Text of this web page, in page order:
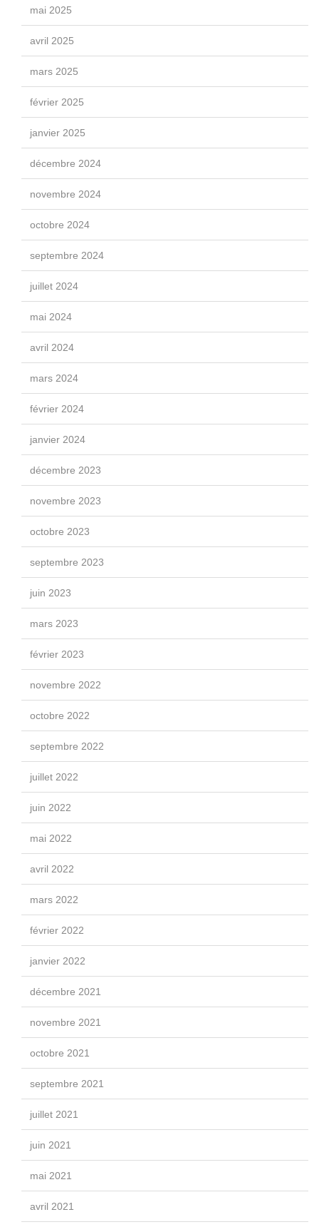
mai 2025
avril 2025
mars 2025
février 2025
janvier 2025
décembre 2024
novembre 2024
octobre 2024
septembre 2024
juillet 2024
mai 2024
avril 2024
mars 2024
février 2024
janvier 2024
décembre 2023
novembre 2023
octobre 2023
septembre 2023
juin 2023
mars 2023
février 2023
novembre 2022
octobre 2022
septembre 2022
juillet 2022
juin 2022
mai 2022
avril 2022
mars 2022
février 2022
janvier 2022
décembre 2021
novembre 2021
octobre 2021
septembre 2021
juillet 2021
juin 2021
mai 2021
avril 2021